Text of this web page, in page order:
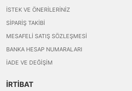
İSTEK VE ÖNERILERINIZ
SIPARIŞ TAKIBI
MESAFELI SATIŞ SÖZLEŞMESI
BANKA HESAP NUMARALARI
İADE VE DEĞIŞIM
İRTİBAT